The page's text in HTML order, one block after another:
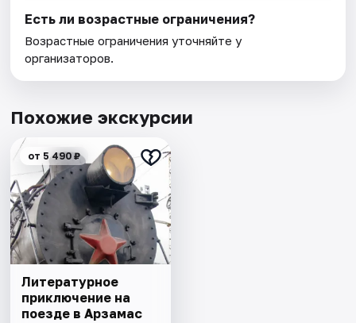
Есть ли возрастные ограничения?
Возрастные ограничения уточняйте у
организаторов.
Похожие экскурсии
от 5 490 ₽
Литературное
приключение на
поезде в Арзамас